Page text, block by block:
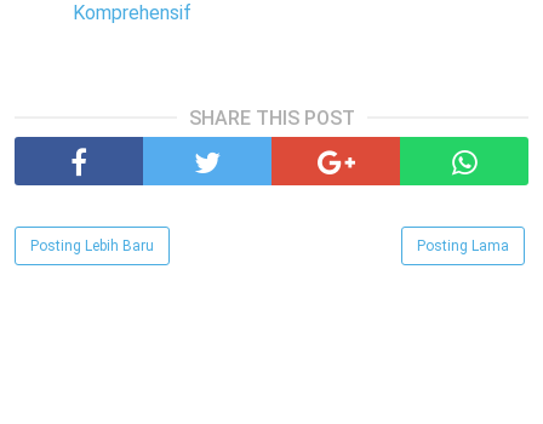
Komprehensif
SHARE THIS POST
Posting Lebih Baru Posting Lama